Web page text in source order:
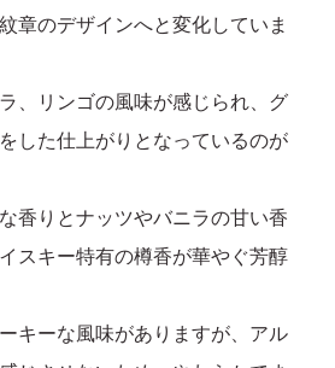
章のデザインへと変化していま
、リンゴの風味が感じられ、グ
した仕上がりとなっているのが
香りとナッツやバニラの甘い香
スキー特有の樽香が華やぐ芳醇
キーな風味がありますが、アル